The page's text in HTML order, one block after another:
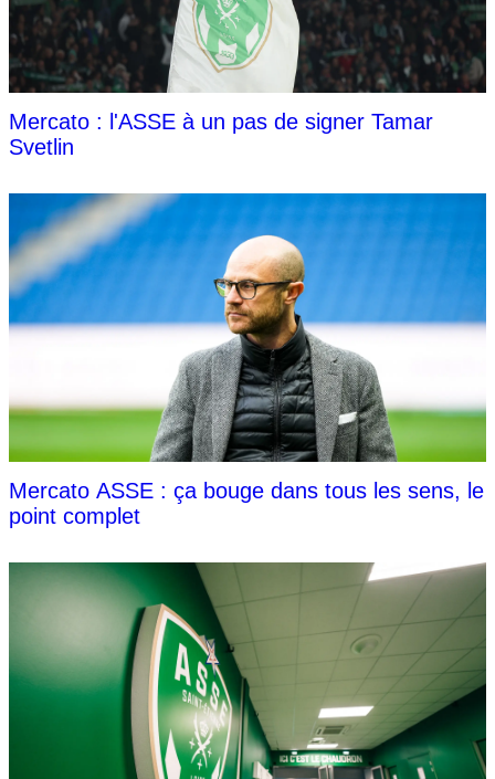
Mercato : l'ASSE à un pas de signer Tamar
Svetlin
Mercato ASSE : ça bouge dans tous les sens, le
point complet